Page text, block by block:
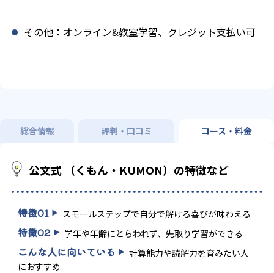
その他：オンライン&教室学習、クレジット支払い可
総合情報 評判・口コミ コース・料金
公文式 （くもん・KUMON）の特徴など
特徴01 スモールステップで自分で解ける喜びが味わえる
特徴02 学年や年齢にとらわれず、先取り学習ができる
こんな人に向いている
計算能力や読解力を育みたい人
におすすめ